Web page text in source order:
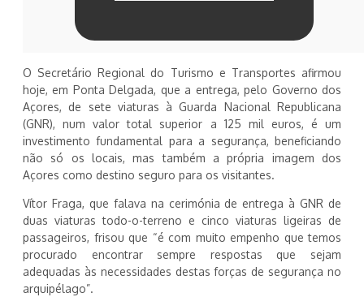
O Secretário Regional do Turismo e Transportes afirmou
hoje, em Ponta Delgada, que a entrega, pelo Governo dos
Açores, de sete viaturas à Guarda Nacional Republicana
(GNR), num valor total superior a 125 mil euros, é um
investimento fundamental para a segurança, beneficiando
não só os locais, mas também a própria imagem dos
Açores como destino seguro para os visitantes.
Vítor Fraga, que falava na cerimónia de entrega à GNR de
duas viaturas todo-o-terreno e cinco viaturas ligeiras de
passageiros, frisou que “é com muito empenho que temos
procurado encontrar sempre respostas que sejam
adequadas às necessidades destas forças de segurança no
arquipélago”.